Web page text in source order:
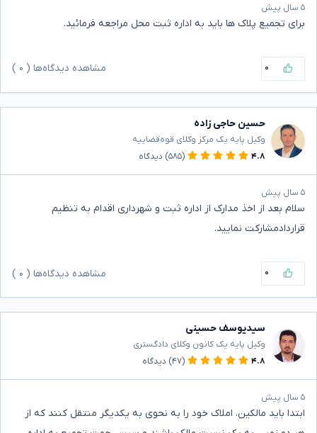
۵ سال پیش
برای تجمیع پلاک ها باید به اداره ثبت محل مراجعه فرمائید.
۰ مشاهده دیدگاه‌ها ( ۰
حسین حاجی زاده
وکیل پایه یک مرکز وکلای قوه‌قضاییه
۴.۸
(۵۸۵) دیدگاه
۵ سال پیش
سلام بعد از اخذ مدارک از اداره ثبت و شهرداری اقدام به تنظیم
قراردادمشارکت نمایید.
۰ مشاهده دیدگاه‌ها ( ۰
سیدیوسف حسینی
وکیل پایه یک کانون وکلای دادگستری
۴.۸
(۴۷) دیدگاه
۵ سال پیش
ابتدا باید مالکین، املاک خود را به نحوی به یکدیگر منتقل کنند که از